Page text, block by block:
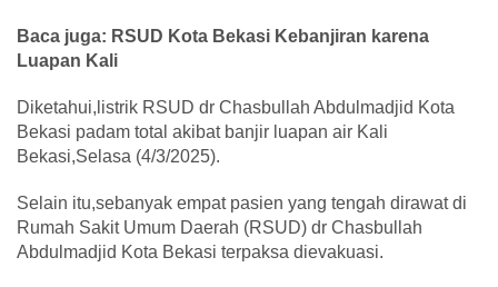
Baca juga: RSUD Kota Bekasi Kebanjiran karena
Luapan Kali
Diketahui,listrik RSUD dr Chasbullah Abdulmadjid Kota
Bekasi padam total akibat banjir luapan air Kali
Bekasi,Selasa (4/3/2025).
Selain itu,sebanyak empat pasien yang tengah dirawat di
Rumah Sakit Umum Daerah (RSUD) dr Chasbullah
Abdulmadjid Kota Bekasi terpaksa dievakuasi.